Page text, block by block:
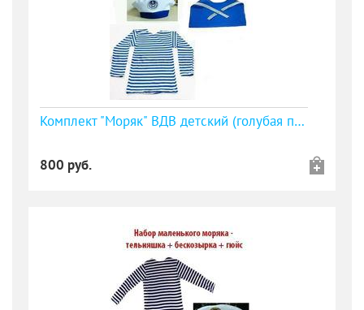
Комплект "Моряк" ВДВ детский (голубая полоса)
800 руб.